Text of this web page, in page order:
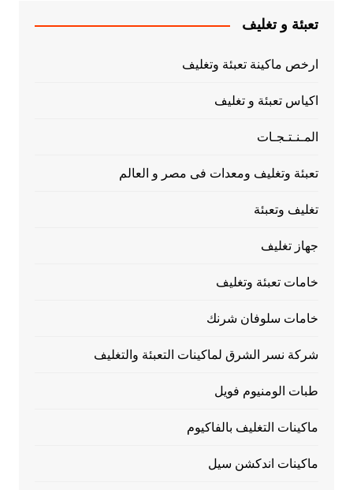
تعبئة و تغليف
ارخص ماكينة تعبئة وتغليف
اكياس تعبئة و تغليف
المـنـتـجـات
تعبئة وتغليف ومعدات فى مصر و العالم
تغليف وتعبئة
جهاز تغليف
خامات تعبئة وتغليف
خامات سلوفان شرنك
شركة نسر الشرق لماكينات التعبئة والتغليف
طبات الومنيوم فويل
ماكينات التغليف بالفاكيوم
ماكينات اندكشن سيل